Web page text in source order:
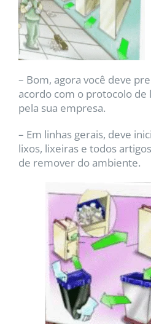
– Bom, agora você deve
acordo com o protocolo de
pela sua empresa.
– Em linhas gerais, deve
lixos, lixeiras e todos
de remover do ambiente.